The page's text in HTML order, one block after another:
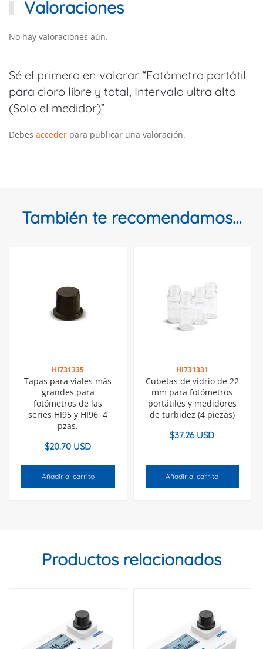
Valoraciones
No hay valoraciones aún.
Sé el primero en valorar “Fotómetro portátil
para cloro libre y total, Intervalo ultra alto
(Solo el medidor)”
Debes acceder para publicar una valoración.
También te recomendamos…
HI731335
Tapas para viales más
grandes para
fotómetros de las
series HI95 y HI96, 4
pzas.
$20.70 USD
Añadir al carrito
HI731331
Cubetas de vidrio de 22
mm para fotómetros
portátiles y medidores
de turbidez (4 piezas)
$37.26 USD
Añadir al carrito
Productos relacionados